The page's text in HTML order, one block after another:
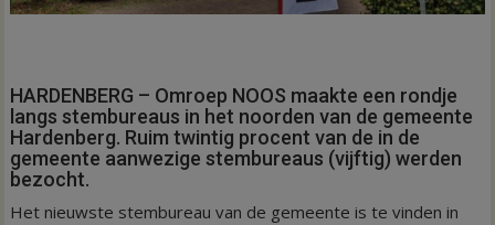
HARDENBERG – Omroep NOOS maakte een rondje
langs stembureaus in het noorden van de gemeente
Hardenberg. Ruim twintig procent van de in de
gemeente aanwezige stembureaus (vijftig) werden
bezocht.
Het nieuwste stembureau van de gemeente is te vinden in